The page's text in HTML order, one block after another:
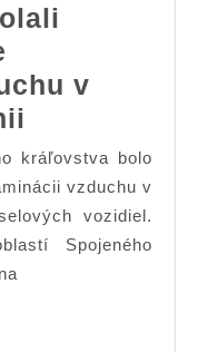
v
ktoré
vyvolali
nezákonné
úrovne
kráľovstva bolo
vzduchu v
vozidiel.
Spojeného